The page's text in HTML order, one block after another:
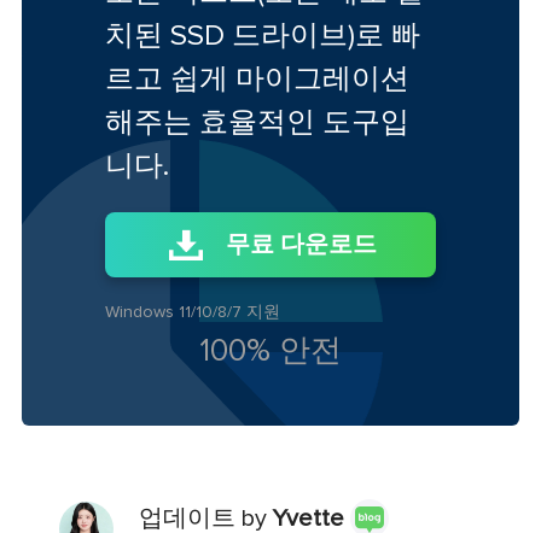
치된 SSD 드라이브)로 빠
르고 쉽게 마이그레이션
해주는 효율적인 도구입
니다.
무료 다운로드
Windows 11/10/8/7 지원
100% 안전
업데이트 by Yvette